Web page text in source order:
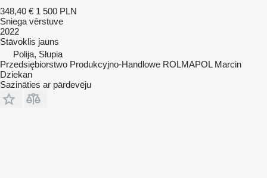
348,40 € 1 500 PLN
Sniega vērstuve
2022
Stāvoklis jauns
Polija, Słupia
Przedsiębiorstwo Produkcyjno-Handlowe ROLMAPOL Marcin
Dziekan
Sazināties ar pārdevēju